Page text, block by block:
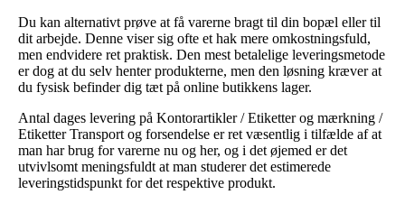
Du kan alternativt prøve at få varerne bragt til din bopæl eller til
dit arbejde. Denne viser sig ofte et hak mere omkostningsfuld,
men endvidere ret praktisk. Den mest betalelige leveringsmetode
er dog at du selv henter produkterne, men den løsning kræver at
du fysisk befinder dig tæt på online butikkens lager.
Antal dages levering på Kontorartikler / Etiketter og mærkning /
Etiketter Transport og forsendelse er ret væsentlig i tilfælde af at
man har brug for varerne nu og her, og i det øjemed er det
utvivlsomt meningsfuldt at man studerer det estimerede
leveringstidspunkt for det respektive produkt.